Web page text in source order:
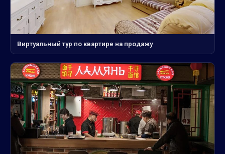
Виртуальный тур по квартире на продажу